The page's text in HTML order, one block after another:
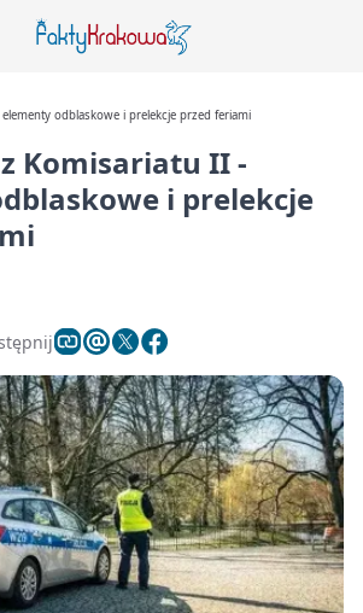
odblaskowe i prelekcje przed feriami
Komisariatu II -
i prelekcje